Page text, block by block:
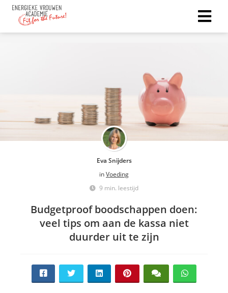
Eva Snijders
inVoeding
9 min. leestijd
Budgetproof boodschappen doen:
veel tips om aan de kassa niet
duurder uit te zijn